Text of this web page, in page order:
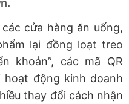
cửa hàng ăn uống,
lại đồng loạt treo
khoản”, các mã QR
động kinh doanh
thay đổi cách nhận